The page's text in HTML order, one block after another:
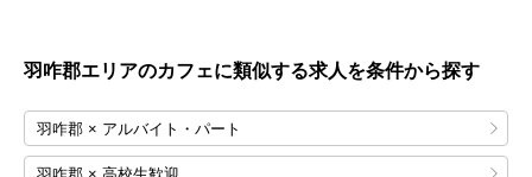
羽咋郡エリアのカフェに類似する求人を条件から探す
羽咋郡 × アルバイト・パート